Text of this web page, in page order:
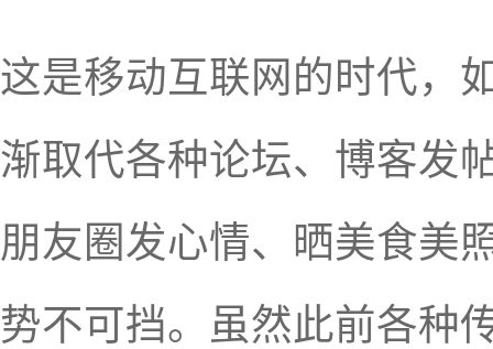
这是移动互联网的时代，
渐取代各种论坛、博客发
朋友圈发心情、晒美食美
势不可挡。虽然此前各种